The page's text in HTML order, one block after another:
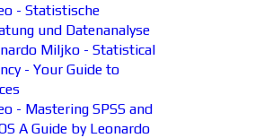
- Statistische
und Datenanalyse
Miljko - Statistical
- Your Guide to
- Mastering SPSS and
A Guide by Leonardo